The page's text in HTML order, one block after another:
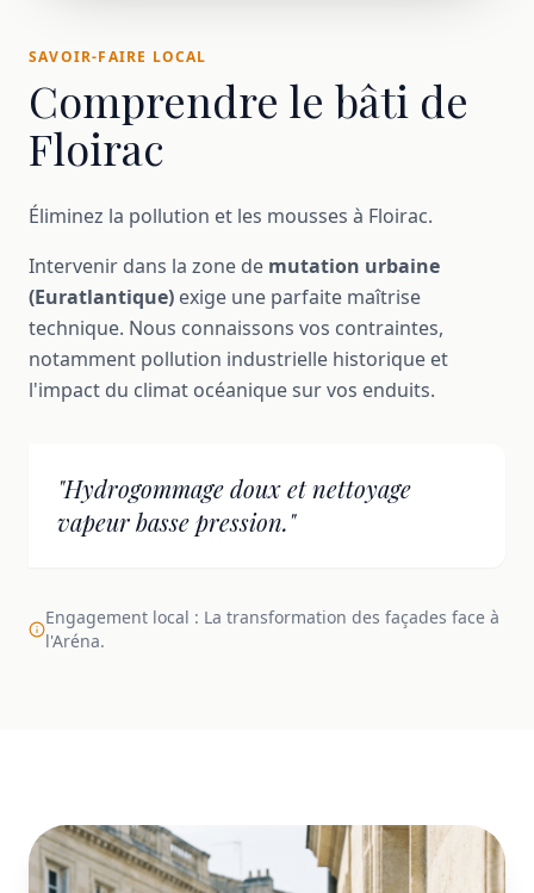
SAVOIR-FAIRE LOCAL
Comprendre le bâti de
Floirac
Éliminez la pollution et les mousses à Floirac.
Intervenir dans la zone de mutation urbaine
(Euratlantique) exige une parfaite maîtrise
technique. Nous connaissons vos contraintes,
notamment pollution industrielle historique et
l'impact du climat océanique sur vos enduits.
"Hydrogommage doux et nettoyage
vapeur basse pression."
Engagement local : La transformation des façades face à
l'Aréna.